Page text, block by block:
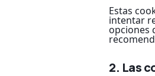
Estas
intentar
opciones
2. Las